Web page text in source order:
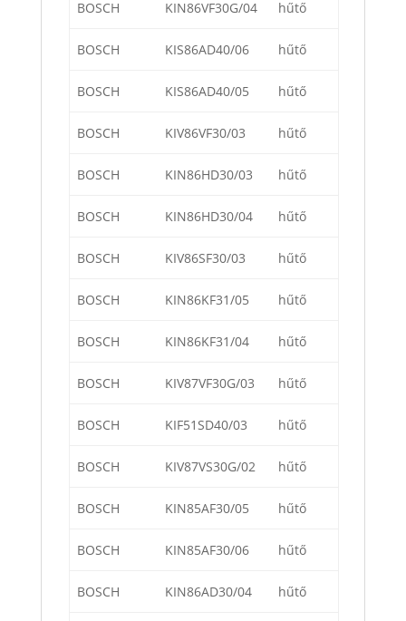
BOSCH KIN86VF30G/04 hűtő
BOSCH KIS86AD40/06 hűtő
BOSCH KIS86AD40/05 hűtő
BOSCH KIV86VF30/03 hűtő
BOSCH KIN86HD30/03 hűtő
BOSCH KIN86HD30/04 hűtő
BOSCH KIV86SF30/03 hűtő
BOSCH KIN86KF31/05 hűtő
BOSCH KIN86KF31/04 hűtő
BOSCH KIV87VF30G/03 hűtő
BOSCH KIF51SD40/03 hűtő
BOSCH KIV87VS30G/02 hűtő
BOSCH KIN85AF30/05 hűtő
BOSCH KIN85AF30/06 hűtő
BOSCH KIN86AD30/04 hűtő